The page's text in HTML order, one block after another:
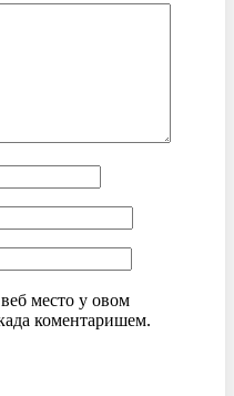
место у овом
коментаришем.